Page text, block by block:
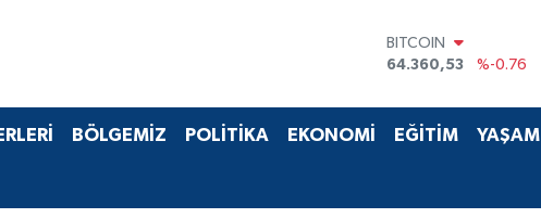
64.360,53
DOLAR
55,0265
STERLİN
6574.81
%1.44
BÖLGEMİZ POLİTİKA EKONOMİ EĞİTİM YAŞAM